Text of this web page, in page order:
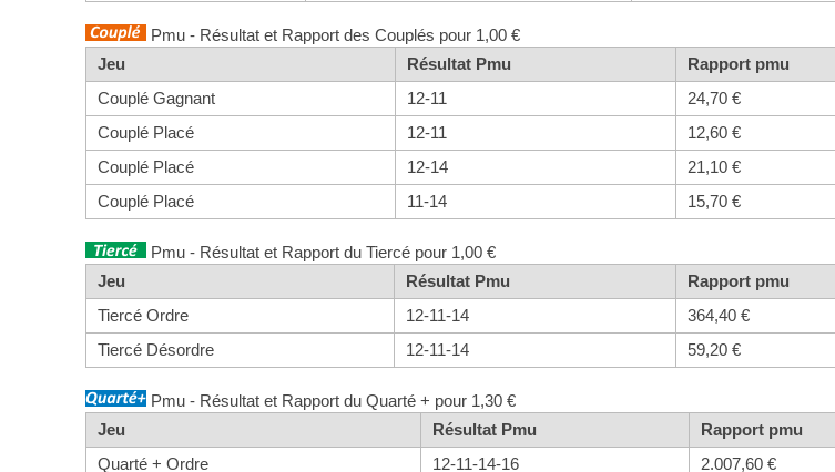
Pmu - Résultat et Rapport des Couplés pour 1,00 €
Jeu
Résultat Pmu
Rapport pmu
Couplé Gagnant
12-11
24,70 €
Couplé Placé
12-11
12,60 €
Couplé Placé
12-14
21,10 €
Couplé Placé
11-14 15,70 €
Pmu - Résultat et Rapport du Tiercé pour 1,00 €
Jeu
Résultat Pmu
Rapport pmu
Tiercé Ordre
12-11-14
364,40 €
Tiercé Désordre
12-11-14 59,20 €
Pmu - Résultat et Rapport du Quarté + pour 1,30 €
Jeu
Résultat Pmu
Rapport pmu
Quarté + Ordre
12-11-14-16
2.007,60 €